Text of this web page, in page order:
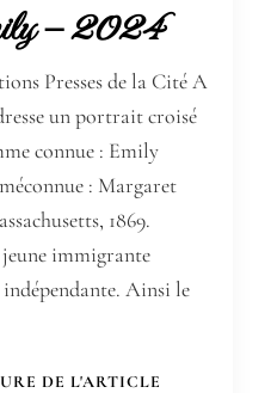
– 2024
Presses de la Cité A
un portrait croisé
connue : Emily
: Margaret
1869.
immigrante
Ainsi le
DE L'ARTICLE